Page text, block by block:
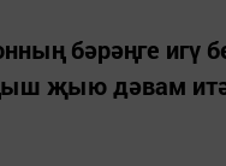
бәрәңге игү
җыю дәвам